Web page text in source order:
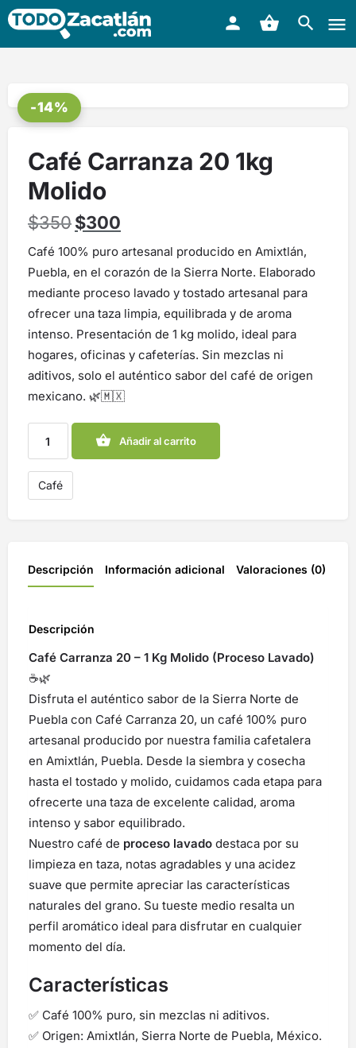
-14%
Café Carranza 20 1kg
Molido
$350$300
Café 100% puro artesanal producido en Amixtlán,
Puebla, en el corazón de la Sierra Norte. Elaborado
mediante proceso lavado y tostado artesanal para
ofrecer una taza limpia, equilibrada y de aroma
intenso. Presentación de 1 kg molido, ideal para
hogares, oficinas y cafeterías. Sin mezclas ni
aditivos, solo el auténtico sabor del café de origen
mexicano. 🌿🇲🇽
Añadir al carrito
Café
Descripción Información adicional Valoraciones (0)
Descripción
Café Carranza 20 – 1 Kg Molido (Proceso Lavado)
☕🌿
Disfruta el auténtico sabor de la Sierra Norte de
Puebla con Café Carranza 20, un café 100% puro
artesanal producido por nuestra familia cafetalera
en Amixtlán, Puebla. Desde la siembra y cosecha
hasta el tostado y molido, cuidamos cada etapa para
ofrecerte una taza de excelente calidad, aroma
intenso y sabor equilibrado.
Nuestro café de proceso lavado destaca por su
limpieza en taza, notas agradables y una acidez
suave que permite apreciar las características
naturales del grano. Su tueste medio resalta un
perfil aromático ideal para disfrutar en cualquier
momento del día.
Características
✅ Café 100% puro, sin mezclas ni aditivos.
✅ Origen: Amixtlán, Sierra Norte de Puebla, México.